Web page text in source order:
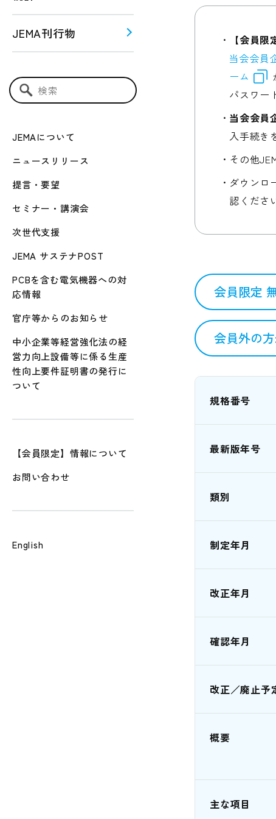
JEMA刊行物
検索キーワード入力
JEMAについて
ニュースリリース
提言・要望
セミナー・講演会
次世代支援
JEMA サステナPOST
PCBを含む電気機器への対
応情報
官庁等からのお知らせ
中小企業等経営強化法の経
営力向上設備等に係る生産
性向上要件証明書の発行に
ついて
【会員限定】情報について
お問い合わせ
English
連
！
【会員
当会会員
ーム
パスワー
当会会員
入手続き
その他
ダウンロ
認くださ
会員限定
会員外の
規格番号
最新版年号
類別
制定年月
改正年月
確認年月
改正／廃止予
概要
主な項目